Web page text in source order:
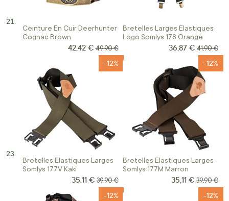
Ceinture En Cuir Deerhunter
Cognac Brown
Prix Spécial
42,42 € Prix normal
49,90 €
Bretelles Larges Elastiques
Logo Somlys 178 Orange
Prix Spécial
36,87 € Prix
41,90 €
Bretelles Elastiques Larges
Somlys 177V Kaki
-12%
Prix Spécial
35,11 € Prix normal
39,90 €
Bretelles Elastiques Larges
Somlys 177M Marron
-12%
Prix Spécial
35,11 € Prix
39,90 €
-12% -12%